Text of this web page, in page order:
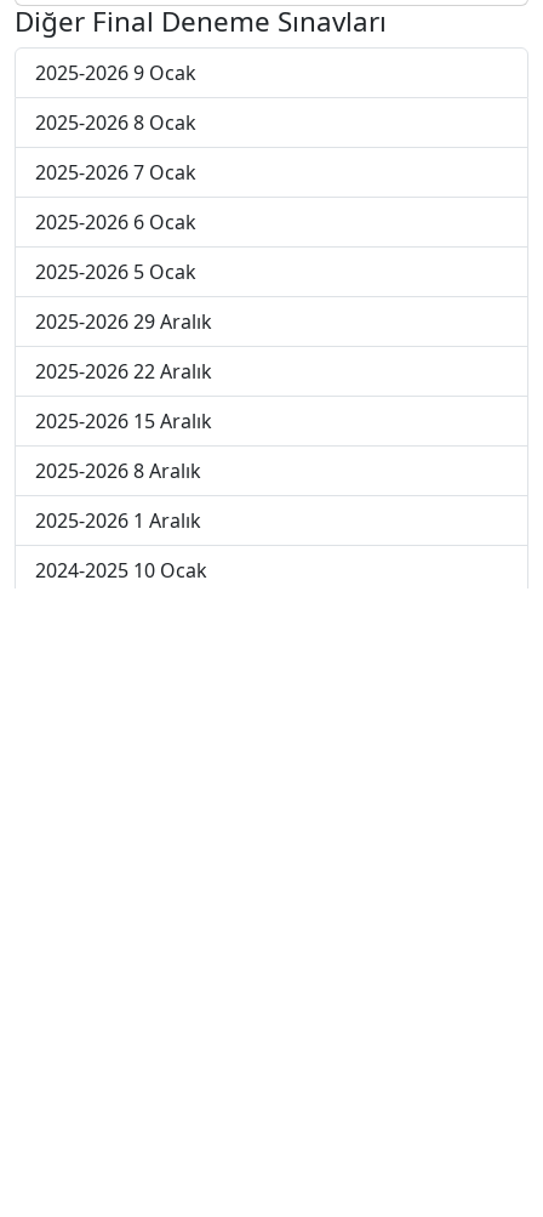
Diğer Final Deneme Sınavları
2025-2026 9 Ocak
2025-2026 8 Ocak
2025-2026 7 Ocak
2025-2026 6 Ocak
2025-2026 5 Ocak
2025-2026 29 Aralık
2025-2026 22 Aralık
2025-2026 15 Aralık
2025-2026 8 Aralık
2025-2026 1 Aralık
2024-2025 10 Ocak